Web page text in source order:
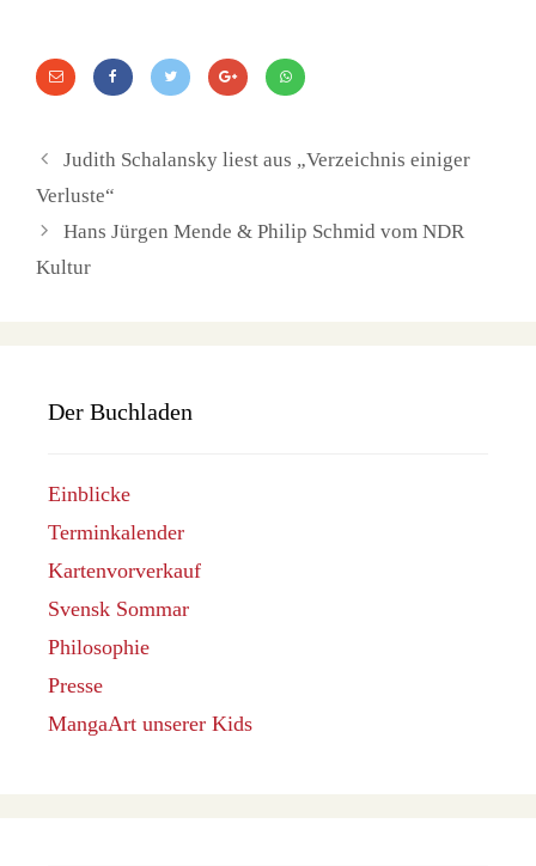
Judith Schalansky liest aus „Verzeichnis einiger
Verluste“
Hans Jürgen Mende & Philip Schmid vom NDR
Kultur
Der Buchladen
Einblicke
Terminkalender
Kartenvorverkauf
Svensk Sommar
Philosophie
Presse
MangaArt unserer Kids